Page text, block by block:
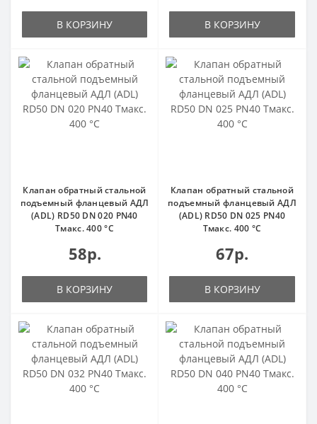
В КОРЗИНУ В КОРЗИНУ
Клапан обратный стальной
подъемный фланцевый АДЛ
(ADL) RD50 DN 020 PN40
Тмакс. 400 °С
58р.
В КОРЗИНУ
Клапан обратный стальной
подъемный фланцевый АДЛ
(ADL) RD50 DN 025 PN40
Тмакс. 400 °С
67р.
В КОРЗИНУ